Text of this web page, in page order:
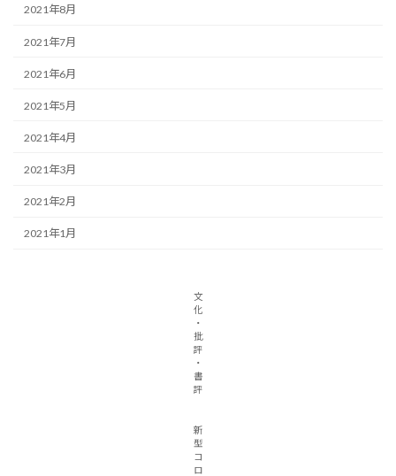
2021年8月
2021年7月
2021年6月
2021年5月
2021年4月
2021年3月
2021年2月
2021年1月
文
化
・
批
評
・
書
評
新
型
コ
ロ